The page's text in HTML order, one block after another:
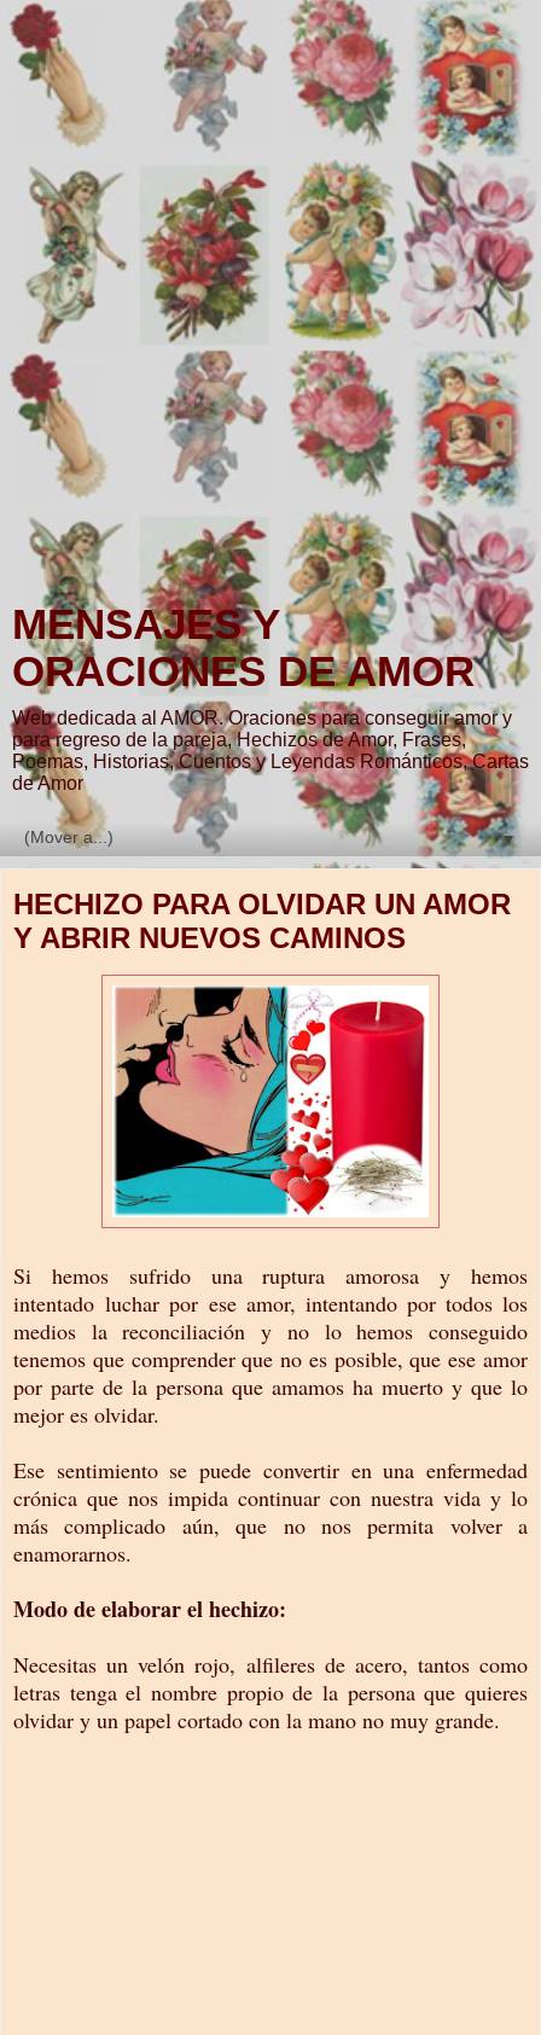
MENSAJES Y
ORACIONES DE AMOR
Web dedicada al AMOR. Oraciones para conseguir amor y
para regreso de la pareja, Hechizos de Amor, Frases,
Poemas, Historias, Cuentos y Leyendas Románticos, Cartas
de Amor
▼
HECHIZO PARA OLVIDAR UN AMOR
Y ABRIR NUEVOS CAMINOS
Si hemos sufrido una ruptura amorosa y hemos
intentado luchar por ese amor, intentando por todos los
medios la reconciliación y no lo hemos conseguido
tenemos que comprenderque no es posible, que ese amor
por parte de la persona que amamos ha muerto y que lo
mejor es olvidar.
Ese sentimiento se puede convertir en una enfermedad
crónica que nos impida continuar con nuestra vida y lo
más complicado aún, que no nos permita volver a
enamorarnos.
Modo de elaborar el hechizo:
Necesitas un velón rojo, alfileres de acero, tantos como
letras tenga el nombre propio de la persona que quieres
olvidar y un papel cortado con la mano no muy grande.